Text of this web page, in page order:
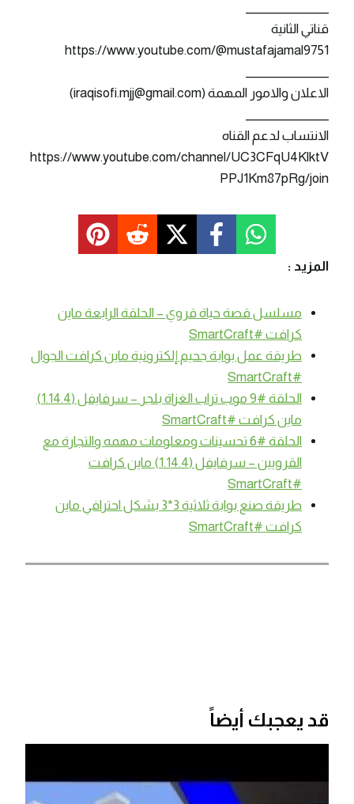
قناتي الثانية
https://www.youtube.com/@mustafajamal9751
الاعلان والامور المهمة (iraqisofi.mjj@gmail.com)
الانتساب لدعم القناه
https://www.youtube.com/channel/UC3CFqU4KlktV
PPJ1Km87pRg/join
المزيد :
مسلسل قصة حياة قروي – الحلقة الرابعة ماين
كرافت #SmartCraft
طريقة عمل بوابة جحيم إلكترونية ماين كرافت الجوال
#SmartCraft
الحلقة #9 موب تراب الغزاة بلجر – سرفايفل (1.14.4)
ماين كرافت #SmartCraft
الحلقة #6 تحسينات ومعلومات مهمه والتجارة مع
القرويين – سرفايفل (1.14.4) ماين كرافت
#SmartCraft
طريقة صنع بوابة ثلاثية 3*3 بشكل احترافي ماين
كرافت #SmartCraft
قد يعجبك أيضاً